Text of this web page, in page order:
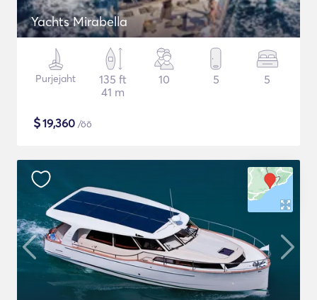
Yachts Mirabella
Purjejaht
135 ft
41 m
10 5 5
$19,360 /öö